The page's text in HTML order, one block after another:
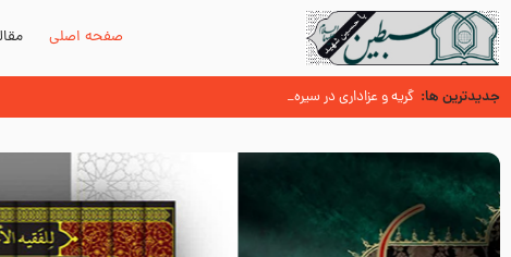
صفحه اصلی
جدیدترین ها: گریه و عزاداری در سیره و سنت پیامبر از منابع اهل سنت
عُمَر با گفتن “حسبنا كتاب اللّه ” به مخالفت با رسول اللّه برخاست
سوزدل جا مانده‌ای از زیارت اربعین